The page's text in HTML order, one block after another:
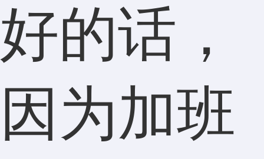
好的话，
因为加班